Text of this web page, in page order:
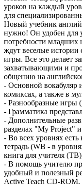
уроков на каждый
для
Новый учебник
нужно! Он удобен для
потребности младших
ждут веселые
игры. Все это делает
захватывающими и
общению на
- Основной вокабуляр
комиксах, а также в
- Разнообразные игры
- Грамматика
- Дополнительные
разделах "My Project"
- Во всех уровнях есть
тетрадь (WB - в
книга для учителя
- В помощь учителю
удобный и полезный
Active Teach CD-ROM.